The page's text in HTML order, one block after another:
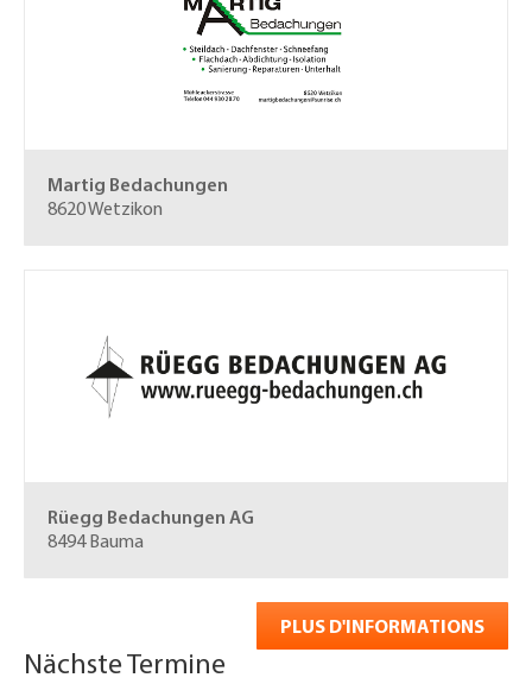
Martig Bedachungen
8620 Wetzikon
Rüegg Bedachungen AG
8494 Bauma
PLUS D'INFORMATIONS
Nächste Termine